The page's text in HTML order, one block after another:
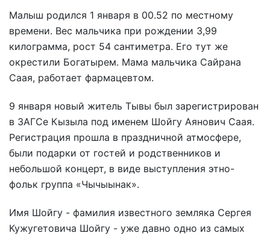
Малыш родился 1 января в 00.52 по местному
времени. Вес мальчика при рождении 3,99
килограмма, рост 54 сантиметра. Его тут же
окрестили Богатырем. Мама мальчика Сайрана
Саая, работает фармацевтом.
9 января новый житель Тывы был зарегистрирован
в ЗАГСе Кызыла под именем Шойгу Аянович Саая.
Регистрация прошла в праздничной атмосфере,
были подарки от гостей и родственников и
небольшой концерт, в виде выступления этно-
фольк группа «Чычыынак».
Имя Шойгу - фамилия известного земляка Сергея
Кужугетовича Шойгу - уже давно одно из самых